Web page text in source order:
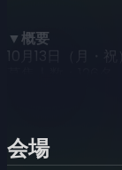
▼概要
10月13日（月・
募集人数：126
います
会場